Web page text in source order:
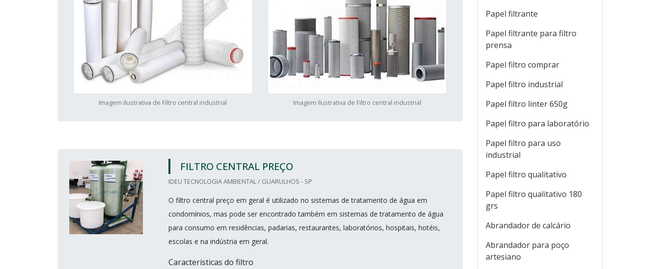
Imagem ilustrativa de Filtro central industrial Imagem ilustrativa de Filtro central industrial
FILTRO CENTRAL PREÇO
IDEU TECNOLOGIA AMBIENTAL / GUARULHOS - SP
O filtro central preço em geral é utilizado no sistemas de tratamento de água em
condomínios, mas pode ser encontrado também em sistemas de tratamento de água
para consumo em residências, padarias, restaurantes, laboratórios, hospitais, hotéis,
escolas e na indústria em geral.
Características do filtro
Papel filtrante
Papel filtrante para filtro
prensa
Papel filtro comprar
Papel filtro industrial
Papel filtro linter 650g
Papel filtro para laboratório
Papel filtro para uso
industrial
Papel filtro qualitativo
Papel filtro qualitativo 180
grs
Abrandador de calcário
Abrandador para poço
artesiano